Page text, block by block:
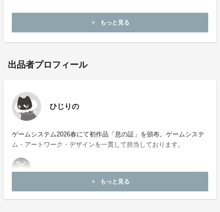
A: メールでお届けします。
add もっと見る
出品者プロフィール
ひじりの
ゲームシステム2026春にて初作品「息の証」を頒布。ゲームシステ
ム・アートワーク・デザインを一貫して担当しております。
add もっと見る